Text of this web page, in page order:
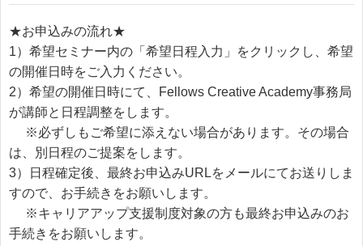
★お申込みの流れ★
1）希望セミナー内の「希望日程入力」をクリックし、希望
の開催日時をご入力ください。
2）希望の開催日時にて、Fellows Creative Academy事務局
が講師と日程調整をします。
※必ずしもご希望に添えない場合があります。その場合
は、別日程のご提案をします。
3）日程確定後、最終お申込みURLをメールにてお送りしま
すので、お手続きをお願いします。
※キャリアアップ支援制度対象の方も最終お申込みのお
手続きをお願いします。